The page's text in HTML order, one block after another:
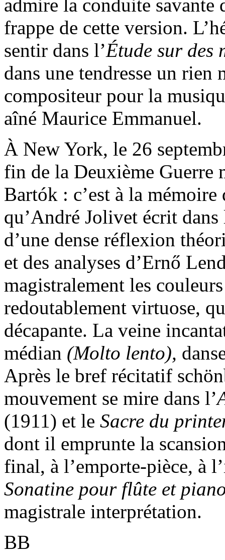
admire la conduite savante
frappe de cette version.
sentir dans l’Étude sur des
dans une tendresse un
compositeur pour la
aîné Maurice Emmanuel.
À New York, le 26
fin de la Deuxième Guerre
Bartók : c’est à la
qu’André Jolivet écrit
d’une dense réflexion
et des analyses d’Ernő
magistralement les
redoutablement virtuose,
décapante. La veine
médian (Molto lento),
Après le bref récitatif
mouvement se mire dans l’
(1911) et le Sacre du
dont il emprunte la
final, à l’emporte-pièce, à
Sonatine pour flûte et
magistrale interprétation.
BB